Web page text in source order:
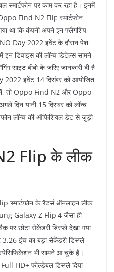
स्मार्टफोन पर काम कर रहा है। इनमें
Find N2 Flip स्मार्टफोन
था कि कंपनी अपने इन फ्लैगशिप
Day 2022 इवेंट के दौरान पेश
डिवाइस की लॉन्च डिटेल्स सामने
साइट वीबो के जरिए जानकारी दी है
इवेंट 14 दिसंबर को आयोजित
तो Oppo Find N2 और Oppo
दिन यानी 15 दिसंबर को लॉन्च
लॉन्च की ऑफिशियल डेट से जुड़ी
Flip के लीक
के रेंडर्स ऑनलाइन लीक
Galaxy Z Flip 4 जैसा ही
पर छोटा सेकेंडरी डिस्प्ले देखा गया
इंच का बड़ा सेकेंडरी डिस्प्ले
भी सामने आ चुके हैं।
HD+ फोल्डेबल डिस्प्ले दिया